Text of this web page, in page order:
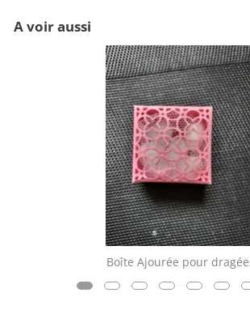
A voir aussi
Boîte Ajourée pour